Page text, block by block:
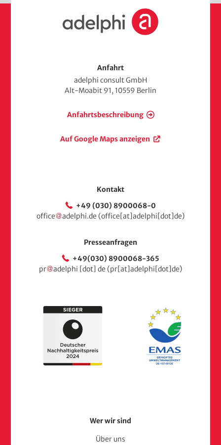
t
a
t
Anfahrt
adelphi consult GmbH
Alt-Moabit 91, 10559 Berlin
Anfahrtsbeschreibung
Auf Google Maps anzeigen
Kontakt
+49 (030) 8900068-0
office
adelphi.de (office[at]adelphi[dot]de)
Presseanfragen
+49(030) 8900068-365
pr
adelphi [dot] de (pr[at]adelphi[dot]de)
Wer wir sind
Über uns